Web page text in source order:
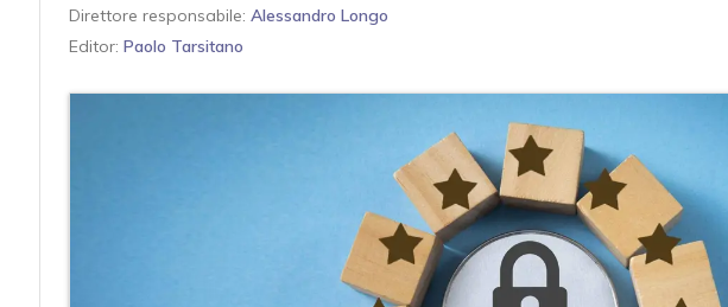
Direttore responsabile: Alessandro Longo
Editor: Paolo Tarsitano